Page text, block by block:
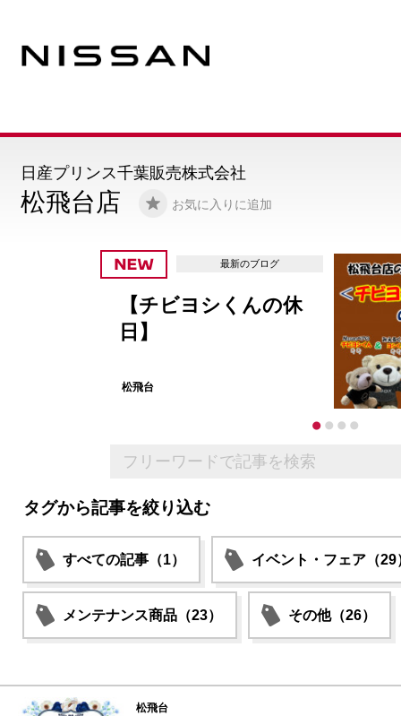
松飛台店 お気に入りに追加
日産プリンス千葉販売株式会社
🐬８
ダー
松飛台
タグから記事を絞り込む
すべての記事（1） イベント・フェア（29
メンテナンス商品（23） その他（26）
松飛台